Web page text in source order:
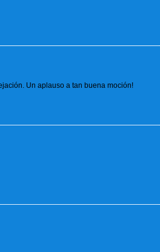
Un aplauso a tan buena moción!